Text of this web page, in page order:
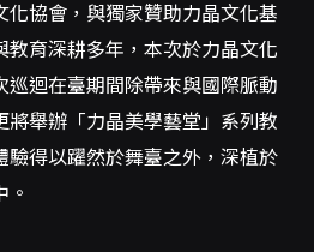
協會，與獨家贊助力晶文化基
育深耕多年，本次於力晶文化
迴在臺期間除帶來與國際脈動
舉辦「力晶美學藝堂」系列教
驗得以躍然於舞臺之外，深植於